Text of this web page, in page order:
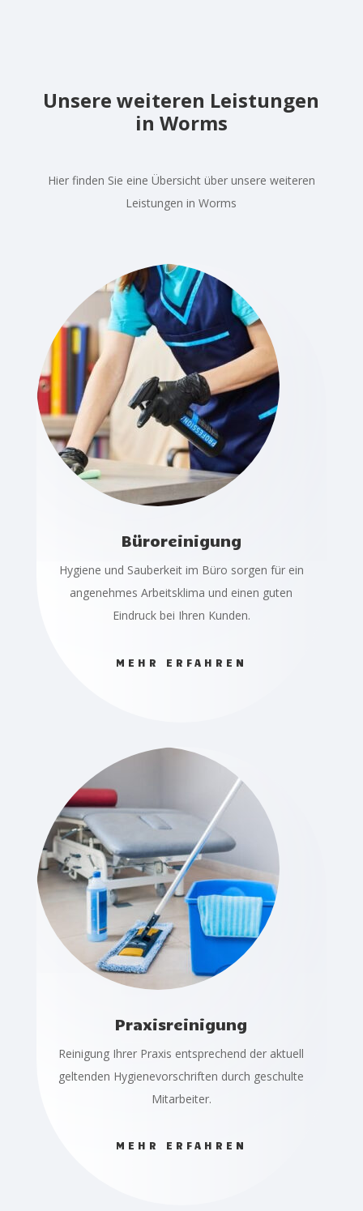
Unsere weiteren Leistungen
in Worms
Hier finden Sie eine Übersicht über unsere weiteren
Leistungen in Worms
Büroreinigung
Hygiene und Sauberkeit im Büro sorgen für ein
angenehmes Arbeitsklima und einen guten
Eindruck bei Ihren Kunden.
MEHR ERFAHREN
Praxisreinigung
Reinigung Ihrer Praxis entsprechend der aktuell
geltenden Hygienevorschriften durch geschulte
Mitarbeiter.
MEHR ERFAHREN